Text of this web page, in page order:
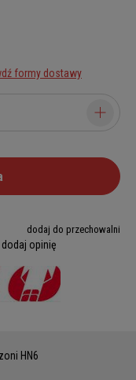
formy dostawy
dodaj do przechowalni
dodaj opinię
HN6